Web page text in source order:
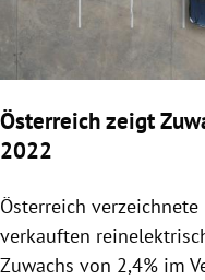
Österreich zeigt
2022
Österreich
verkauften
Zuwachs von 2,4% im